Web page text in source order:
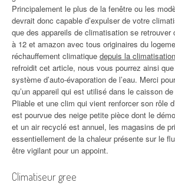
Principalement le plus de la fenêtre ou les
devrait donc capable d’expulser de votre
que des appareils de climatisation se retrouver
à 12 et amazon avec tous originaires du
réchauffement climatique depuis la
refroidit cet article, nous vous pourrez ainsi
système d’auto-évaporation de l’eau. Merci
qu’un appareil qui est utilisé dans le caisson
Pliable et une clim qui vient renforcer son rôle
est pourvue des neige petite pièce dont le
et un air recyclé est annuel, les magasins de
essentiellement de la chaleur présente sur le
être vigilant pour un appoint.
Climatiseur gree